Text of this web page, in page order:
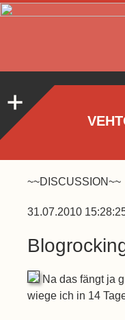
~~DISCUSSION~~
31.07.2010
Na das fängt ja
wiege ich in 14